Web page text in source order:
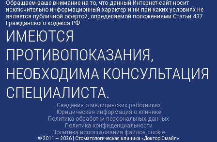
Обращаем ваше внимание на то, что данный Интернет-сайт носит
исключительно информационный характер и ни при каких условиях не
является публичной офертой, определяемой положениями Статьи 437
Гражданского кодекса РФ
ИМЕЮТСЯ
ПРОТИВОПОКАЗАНИЯ,
НЕОБХОДИМА КОНСУЛЬТАЦИЯ
СПЕЦИАЛИСТА.
Сведения о медицинских работниках
Юридическая информация о клинике
Политика обработки персональных данных
Политика конфиденциальности
Политика использования файлов cookie
© 2011 — 2026 | Стоматологическая клиника «Доктор Смайл»